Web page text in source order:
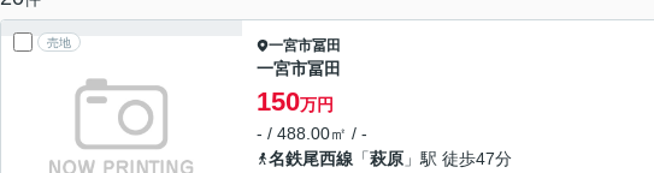
売地 一宮市冨田
一宮市冨田
150万円
- / 488.00㎡ / -
名鉄尾西線 「萩原 」駅 徒歩47分